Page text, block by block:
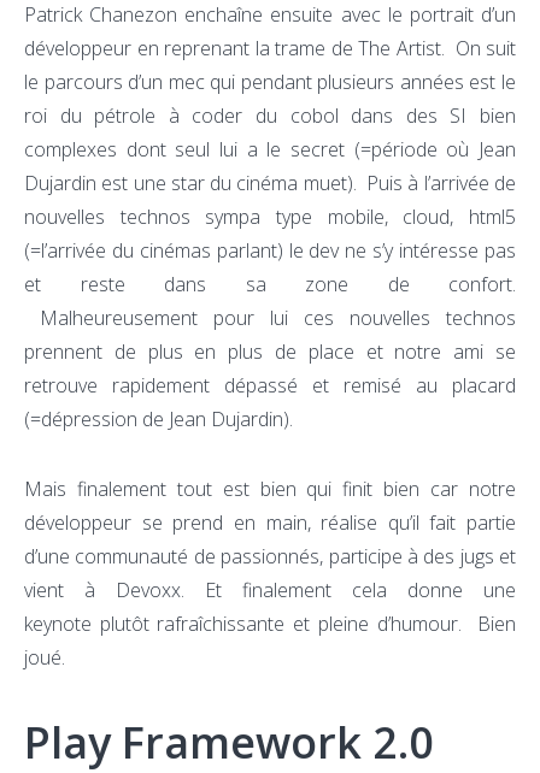
Patrick Chanezon enchaîne ensuite avec le portrait d’un
développeur en reprenant la trame de The Artist. On suit
le parcours d’un mec qui pendant plusieurs années est le
roi du pétrole à coder du cobol dans des SI bien
complexes dont seul lui a le secret (=période où Jean
Dujardin est une star du cinéma muet). Puis à l’arrivée de
nouvelles technos sympa type mobile, cloud, html5
(=l’arrivée du cinémas parlant) le dev ne s’y intéresse pas
et reste dans sa zone de confort.
Malheureusement pour lui ces nouvelles technos
prennent de plus en plus de place et notre ami se
retrouve rapidement dépassé et remisé au placard
(=dépression de Jean Dujardin).
Mais finalement tout est bien qui finit bien car notre
développeur se prend en main, réalise qu’il fait partie
d’une communauté de passionnés, participe à des jugs et
vient à Devoxx. Et finalement cela donne une
keynote plutôt rafraîchissante et pleine d’humour. Bien
joué.
Play Framework 2.0